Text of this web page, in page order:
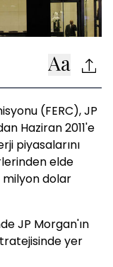
(FERC), JP
Haziran 2011'e
piyasalarını
elde
dolar
JP Morgan'ın
yer